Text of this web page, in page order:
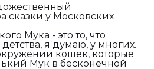
сказки у Московских
Мука - это то, что
я думаю, у многих.
кошек, которые
Мук в бесконечной